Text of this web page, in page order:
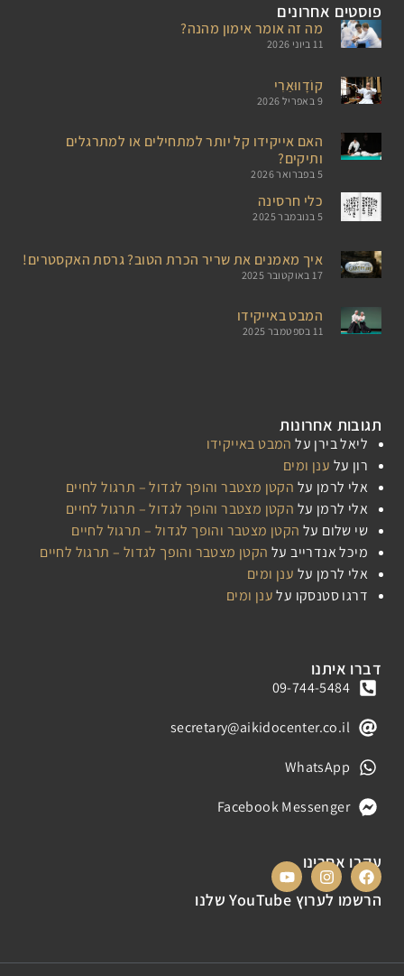
פוסטים אחרונים
מה זה אומר אימון מהנה?
11 ביוני 2026
קוֹדָווּאַרִי
9 באפריל 2026
האם אייקידו קל יותר למתחילים או למתרגלים
ותיקים?
5 בפברואר 2026
כלי חרסינה
5 בנובמבר 2025
איך מאמנים את שריר הכרת הטוב? גרסת האקסטרים!
17 באוקטובר 2025
המבט באייקידו
11 בספטמבר 2025
תגובות אחרונות
ליאל בירן על המבט באייקידו
רון על ענן ומים
אלי לרמן על הקטן מצטבר והופך לגדול – תרגול לחיים
אלי לרמן על הקטן מצטבר והופך לגדול – תרגול לחיים
שי שלום על הקטן מצטבר והופך לגדול – תרגול לחיים
מיכל אנדרייבעל הקטן מצטבר והופך לגדול – תרגול לחיים
אלי לרמן על ענן ומים
דרגו סטנסקו עלענן ומים
דברו איתנו
09-744-5484
secretary@aikidocenter.co.il
WhatsApp
Facebook Messenger
עקבו אחרינו
הרשמו לערוץ YouTube שלנו